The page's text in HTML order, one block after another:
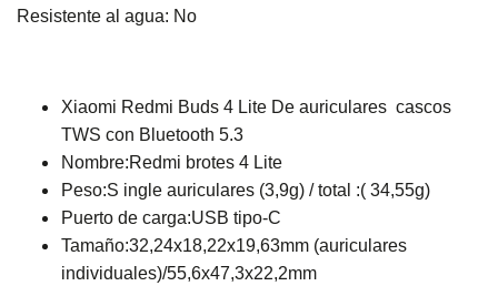
Resistente al agua: No
Xiaomi Redmi Buds 4 Lite De auriculares cascos
TWS con Bluetooth 5.3
Nombre:Redmi brotes 4 Lite
Peso:S ingle auriculares (3,9g) / total :( 34,55g)
Puerto de carga:USB tipo-C
Tamaño:32,24x18,22x19,63mm (auriculares
individuales)/55,6x47,3x22,2mm